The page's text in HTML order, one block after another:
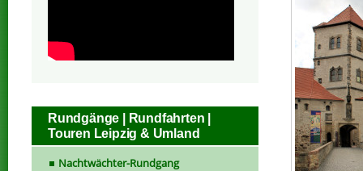
Rundgänge | Rundfahrten |
Touren Leipzig & Umland
Nachtwächter-Rundgang